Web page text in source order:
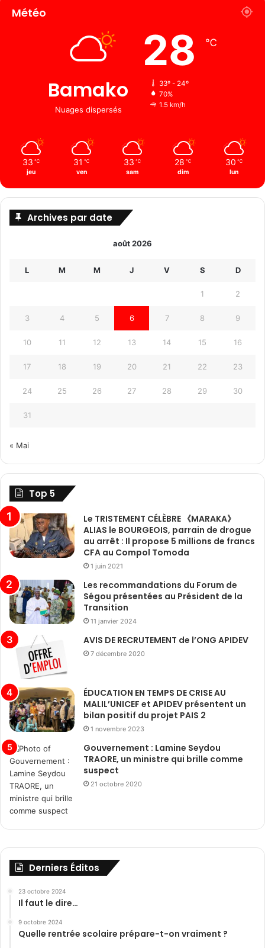
Météo
Bamako
Nuages ​​dispersés
28 ℃
33º - 24º
70%
1.5 km/h
33 ℃
jeu
31 ℃
ven
33 ℃
sam
28 ℃
dim
30 ℃
lun
Archives par date
août 2026
L M M J V S D
1 2
3 4 5 6 7 8 9
10 11 12 13 14 15 16
17 18 19 20 21 22 23
24 25 26 27 28 29 30
31
« Mai
Top 5
Le TRISTEMENT CÉLÈBRE 《MARAKA》
ALIAS le BOURGEOIS, parrain de drogue
au arrêt : Il propose 5 millions de francs
CFA au Compol Tomoda
1 juin 2021
Les recommandations du Forum de
Ségou présentées au Président de la
Transition
11 janvier 2024
AVIS DE RECRUTEMENT de l’ONG APIDEV
7 décembre 2020
ÉDUCATION EN TEMPS DE CRISE AU
MALIL’UNICEF et APIDEV présentent un
bilan positif du projet PAIS 2
1 novembre 2023
Gouvernement : Lamine Seydou
TRAORE, un ministre qui brille comme
suspect
21 octobre 2020
Derniers Éditos
23 octobre 2024
Il faut le dire…
9 octobre 2024
Quelle rentrée scolaire prépare-t-on vraiment ?